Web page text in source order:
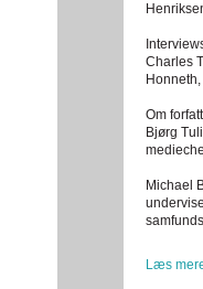
Charles
Om
Bjørg
Michael
Læs